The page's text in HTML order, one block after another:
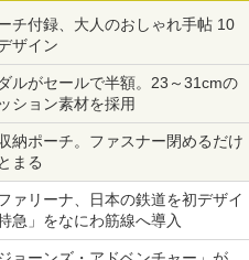
チ付録、大人のおしゃれ手帖 10
ザイン
ルがセールで半額。23～31cmの
ション素材を採用
納ポーチ。ファスナー閉めるだけ
まる
ァリーナ、日本の鉄道を初デザイ
急」をなにわ筋線へ導入